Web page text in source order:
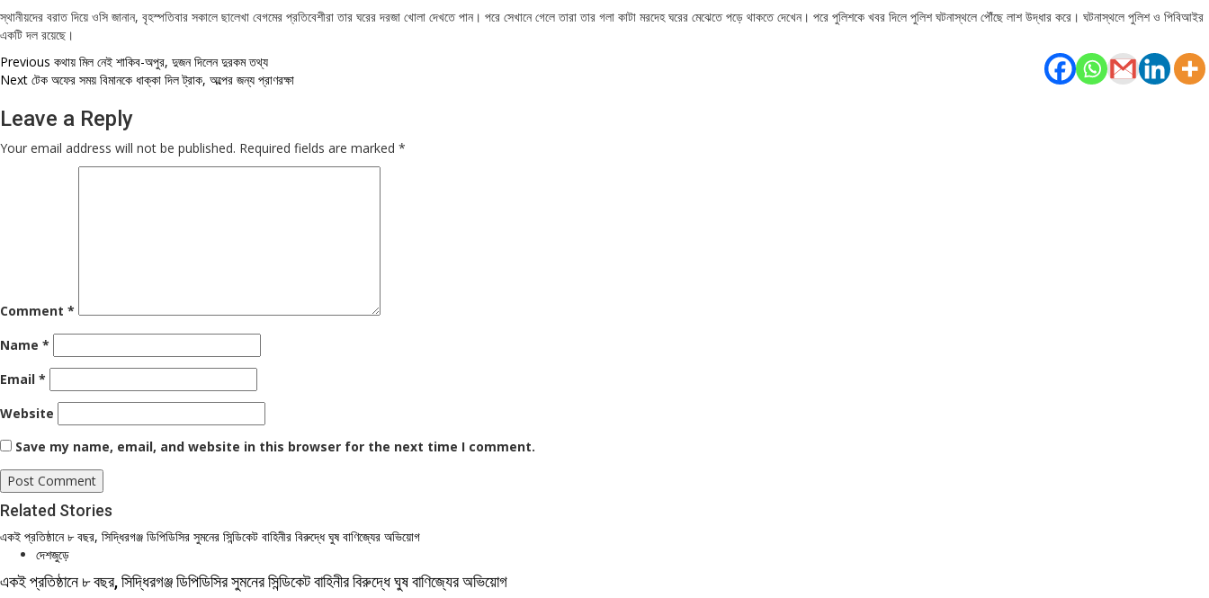
স্থানীয়দের বরাত দিয়ে ওসি জানান, বৃহস্পতিবার সকালে ছালেখা বেগমের প্রতিবেশীরা তার ঘরের দরজা খোলা দেখতে পান। পরে সেখানে গেলে তারা তার গলা কাটা মরদেহ ঘরের মেঝেতে পড়ে থাকতে দেখেন। পরে পুলিশকে খবর দিলে পুলিশ ঘটনাস্থলে পৌঁছে লাশ উদ্ধার করে। ঘটনাস্থলে পুলিশ ও পিবিআইর
একটি দল রয়েছে।
Post
Previous কথায় মিল নেই শাকিব-অপুর, দুজন দিলেন দুরকম তথ্য
Next টেক অফের সময় বিমানকে ধাক্কা দিল ট্রাক, অল্পের জন্য প্রাণরক্ষা
Leave a Reply
Your email address will not be published. Required fields are marked *
Comment *
Name *
Email *
Website
Save my name, email, and website in this browser for the next time I comment.
Related Stories
একই প্রতিষ্ঠানে ৮ বছর, সিদ্ধিরগঞ্জ ডিপিডিসির সুমনের সিন্ডিকেট বাহিনীর বিরুদ্ধে ঘুষ বাণিজ্যের অভিয়োগ
দেশজুড়ে
একই প্রতিষ্ঠানে ৮ বছর, সিদ্ধিরগঞ্জ ডিপিডিসির সুমনের সিন্ডিকেট বাহিনীর বিরুদ্ধে ঘুষ বাণিজ্যের অভিয়োগ